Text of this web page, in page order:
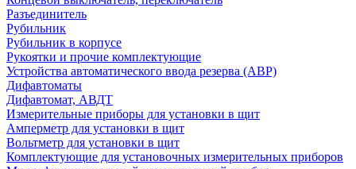
Разъединитель
Рубильник
Рубильник в корпусе
Рукоятки и прочие комплектующие
Устройства автоматического ввода резерва (АВР)
Дифавтоматы
Дифавтомат, АВДТ
Измерительные приборы для установки в щит
Амперметр для установки в щит
Вольтметр для установки в щит
Комплектующие для установочных измерительных приборов